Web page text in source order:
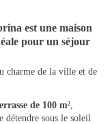
est une maison
pour un séjour
charme de la ville et de
de 100 m²
détendre sous le soleil